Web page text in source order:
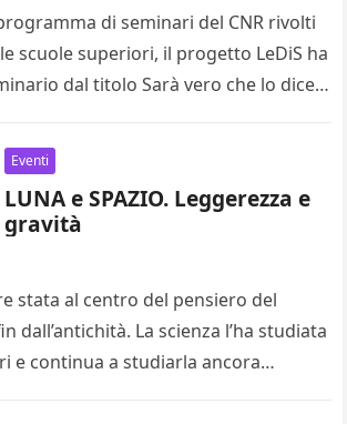
di seminari del CNR rivolti
scuole superiori, il progetto LeDiS ha
dal titolo Sarà vero che lo dice…
Eventi
LUNA e SPAZIO. Leggerezza e
gravità
stata al centro del pensiero del
dall’antichità. La scienza l’ha studiata
e continua a studiarla ancora…